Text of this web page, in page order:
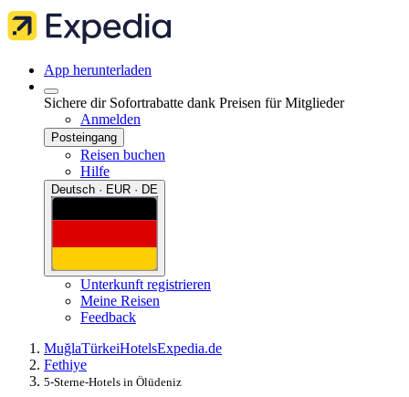
App herunterladen
Sichere dir Sofortrabatte dank Preisen für Mitglieder
Anmelden
Posteingang
Reisen buchen
Hilfe
Deutsch · EUR · DE
Unterkunft registrieren
Meine Reisen
Feedback
MuğlaTürkeiHotelsExpedia.de
Fethiye
5-Sterne-Hotels in Ölüdeniz